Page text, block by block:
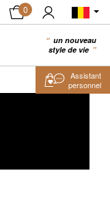
0
un nouveau
style de vie
Assistant
personnel